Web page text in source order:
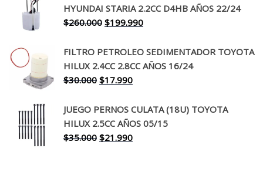
era:
$650.000.
es:
$519.990.
HYUNDAI STARIA 2.2CC D4HB AÑOS 22/24
$260.000 El
original
era:
$260.000.
$199.990El
actual
es:
FILTRO PETROLEO SEDIMENTADOR TOYOTA
HILUX 2.4CC 2.8CC AÑOS 16/24
$30.000 El
original
era:
$30.000.
$17.990El
actual
es:
$17.990.
JUEGO PERNOS CULATA (18U) TOYOTA
HILUX 2.5CC AÑOS 05/15
$35.000 El
$21.990El